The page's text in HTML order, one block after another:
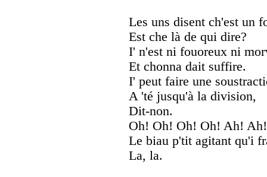
Les uns disent ch'est un
Est che là de qui dire?
I' n'est ni fouoreux ni
Et chonna dait suffire.
I' peut faire une
A 'té jusqu'à la division,
Dit-non.
Oh! Oh! Oh! Oh! Ah!
Le biau p'tit agitant qu'i
La, la.